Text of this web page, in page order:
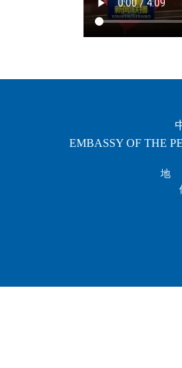
EMBASSY OF THE
地